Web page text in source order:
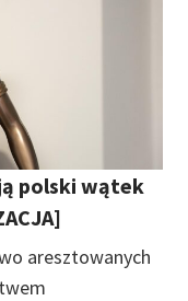
polski wątek
aresztowanych